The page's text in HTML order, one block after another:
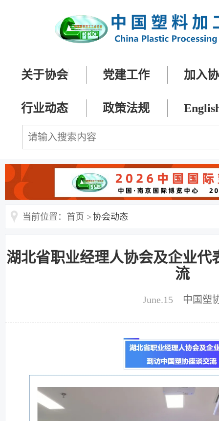
关于协会 党建工作 加入
行业动态 政策法规
当前位置：首页 >协会动态
湖北省职业经理人协会及企业代
流
June.15 中国塑